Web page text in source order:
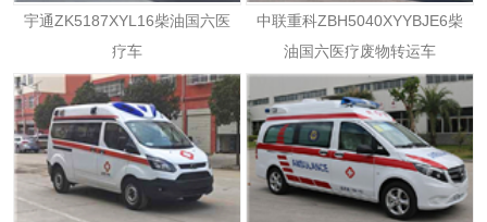
宇通ZK5187XYL16柴油国六医
疗车
中联重科ZBH5040XYYBJE6柴
油国六医疗废物转运车